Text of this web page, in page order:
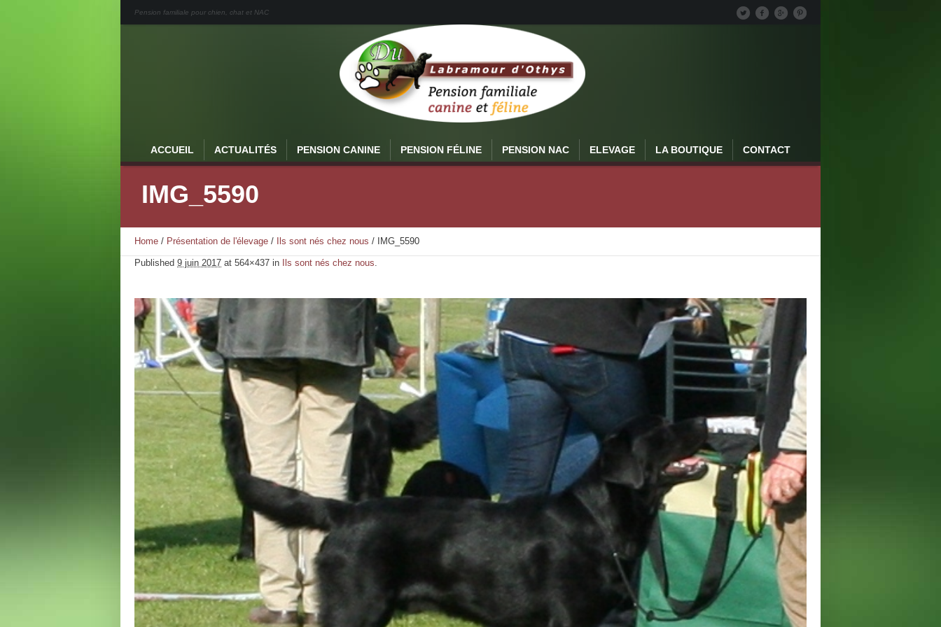
Pension familiale pour chien, chat et NAC
ACCUEIL ACTUALITÉS PENSION CANINE PENSION FÉLINE PENSION NAC ELEVAGE LA BOUTIQUE CONTACT
IMG_5590
Home / Présentation de l'élevage / Ils sont nés chez nous / IMG_5590
Published 9 juin 2017 at 564×437 in Ils sont nés chez nous.